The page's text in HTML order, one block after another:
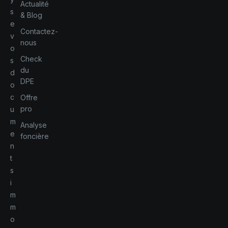
s
e
v
o
s
d
o
c
u
m
e
n
t
s
i
m
m
o
Actualité
& Blog
Contactez-
nous
Check
du
DPE
Offre
pro
Analyse
foncière